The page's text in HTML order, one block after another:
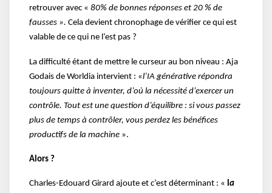
retrouver avec « 80% de bonnes réponses et 20 % de
fausses ». Cela devient chronophage de vérifier ce qui est
valable de ce qui ne l’est pas ?
La difficulté étant de mettre le curseur au bon niveau : Aja
Godais de Worldia intervient : «l’IA générative répondra
toujours quitte à inventer, d’où la nécessité d’exercer un
contrôle. Tout est une question d’équilibre : si vous passez
plus de temps à contrôler, vous perdez les bénéfices
productifs de la machine ».
Alors ?
Charles-Edouard Girard ajoute et c’est déterminant : « la